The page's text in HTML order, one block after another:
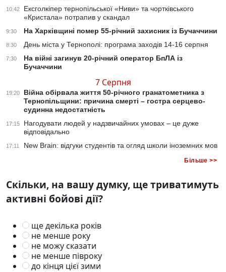
10:42
Ексголкіпер тернопільської «Ниви» та чортківського
«Кристала» потрапив у скандал
9:30 На Харківщині помер 55-річний захисник із Бучаччини
8:30 День міста у Тернополі: програма заходів 14-16 серпня
7:30
На війні загинув 20-річний оператор БпЛА із
Бучаччини
7 Серпня
19:20
Війна обірвала життя 50-річного гранатометника з
Тернопільщини: причина смерті – гостра серцево-
судинна недостатність
17:15
Нагодувати людей у надзвичайних умовах – це дуже
відповідально
17:11 New Brain: відгуки студентів та огляд школи іноземних мов
Більше >>
Скільки, на вашу думку, ще триватимуть
активні бойові дії?
ще декілька років
не менше року
не можу сказати
не менше півроку
до кінця цієї зими